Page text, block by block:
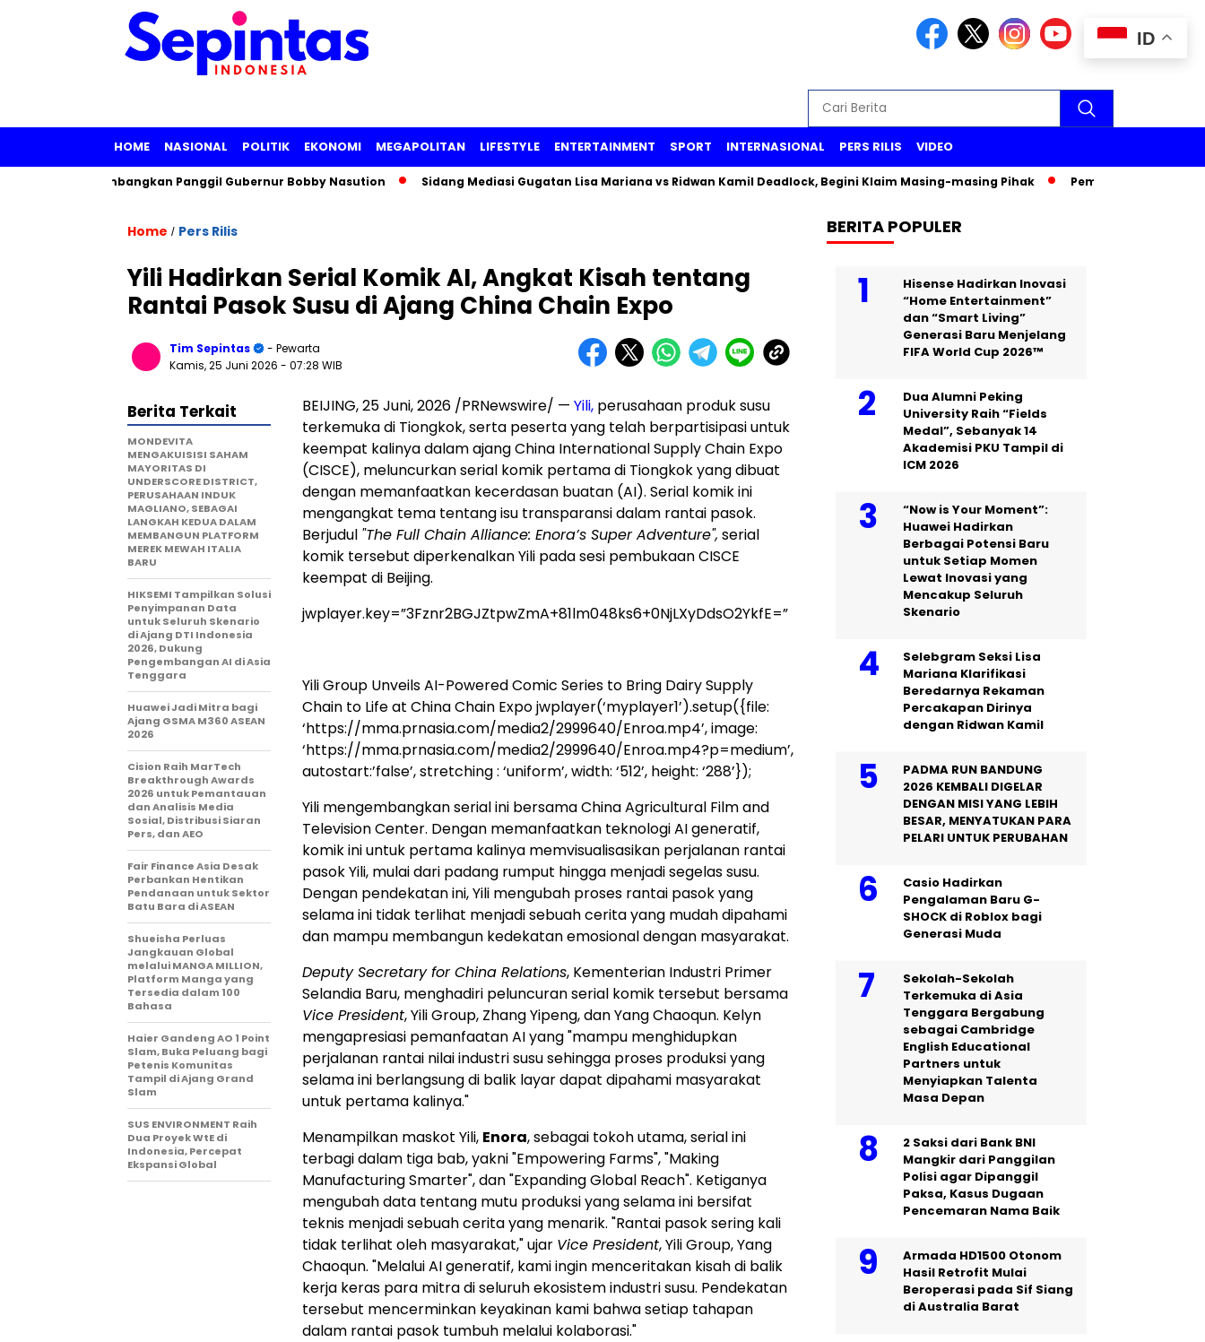
HOME NASIONAL POLITIK EKONOMI MEGAPOLITAN LIFESTYLE ENTERTAINMENT SPORT INTERNASIONAL PERS RILIS VIDEO
KPK Pertimbangkan Panggil Gubernur Bobby Nasution Sidang Mediasi Gugatan Lisa Mariana vs Ridwan Kamil Deadlock, Begini Klaim Masing-masing Pihak Pemeriksaan Wakil
Home / Pers Rilis
Yili Hadirkan Serial Komik AI, Angkat Kisah tentang
Rantai Pasok Susu di Ajang China Chain Expo
Tim Sepintas
- Pewarta
Kamis, 25 Juni 2026 - 07:28 WIB
BEIJING,25 Juni, 2026 /PRNewswire/ — Yili, perusahaan produk susu
terkemuka di Tiongkok, serta peserta yang telah berpartisipasi untuk
keempat kalinya dalam ajang China International Supply Chain Expo
(CISCE), meluncurkan serial komik pertama di Tiongkok yang dibuat
dengan memanfaatkan kecerdasan buatan (AI). Serial komik ini
mengangkat tema tentang isu transparansi dalam rantai pasok.
Berjudul "The Full Chain Alliance: Enora’s Super Adventure", serial
komik tersebut diperkenalkan Yili pada sesi pembukaan CISCE
keempat di Beijing.
jwplayer.key=”3Fznr2BGJZtpwZmA+81lm048ks6+0NjLXyDdsO2YkfE=”
Yili Group Unveils AI-Powered Comic Series to Bring Dairy Supply
Chain to Life at China Chain Expojwplayer(‘myplayer1’).setup({file:
‘https://mma.prnasia.com/media2/2999640/Enroa.mp4’, image:
‘https://mma.prnasia.com/media2/2999640/Enroa.mp4?p=medium’,
autostart:’false’, stretching : ‘uniform’, width: ‘512’, height: ‘288’});
Yili mengembangkan serial ini bersama China Agricultural Film and
Television Center. Dengan memanfaatkan teknologi AI generatif,
komik ini untuk pertama kalinya memvisualisasikan perjalanan rantai
pasok Yili, mulai dari padang rumput hingga menjadi segelas susu.
Dengan pendekatan ini, Yili mengubah proses rantai pasok yang
selama ini tidak terlihat menjadi sebuah cerita yang mudah dipahami
dan mampu membangun kedekatan emosional dengan masyarakat.
Deputy Secretary for China Relations, Kementerian Industri Primer
Selandia Baru, menghadiri peluncuran serial komik tersebut bersama
Vice President, Yili Group, Zhang Yipeng, dan Yang Chaoqun. Kelyn
mengapresiasi pemanfaatan AI yang "mampu menghidupkan
perjalanan rantai nilai industri susu sehingga proses produksi yang
selama ini berlangsung di balik layar dapat dipahami masyarakat
untuk pertama kalinya."
Menampilkan maskot Yili, Enora, sebagai tokoh utama, serial ini
terbagi dalam tiga bab, yakni "Empowering Farms", "Making
Manufacturing Smarter", dan "Expanding Global Reach". Ketiganya
mengubah data tentang mutu produksi yang selama ini bersifat
teknis menjadi sebuah cerita yang menarik. "Rantai pasok sering kali
tidak terlihat oleh masyarakat," ujar Vice President, Yili Group, Yang
Chaoqun. "Melalui AI generatif, kami ingin menceritakan kisah di balik
kerja keras para mitra di seluruh ekosistem industri susu. Pendekatan
tersebut mencerminkan keyakinan kami bahwa setiap tahapan
dalam rantai pasok tumbuh melalui kolaborasi."
Berita Terkait
MONDEVITA
MENGAKUISISI SAHAM
MAYORITAS DI
UNDERSCORE DISTRICT,
PERUSAHAAN INDUK
MAGLIANO, SEBAGAI
LANGKAH KEDUA DALAM
MEMBANGUN PLATFORM
MEREK MEWAH ITALIA
BARU
HIKSEMI Tampilkan Solusi
Penyimpanan Data
untuk Seluruh Skenario
di Ajang DTI Indonesia
2026, Dukung
Pengembangan AI di Asia
Tenggara
Huawei Jadi Mitra bagi
Ajang GSMA M360 ASEAN
2026
Cision Raih MarTech
Breakthrough Awards
2026 untuk Pemantauan
dan Analisis Media
Sosial, Distribusi Siaran
Pers, dan AEO
Fair Finance Asia Desak
Perbankan Hentikan
Pendanaan untuk Sektor
Batu Bara di ASEAN
Shueisha Perluas
Jangkauan Global
melalui MANGA MILLION,
Platform Manga yang
Tersedia dalam 100
Bahasa
Haier Gandeng AO 1 Point
Slam, Buka Peluang bagi
Petenis Komunitas
Tampil di Ajang Grand
Slam
SUS ENVIRONMENT Raih
Dua Proyek WtE di
Indonesia, Percepat
Ekspansi Global
BERITA POPULER
Hisense Hadirkan Inovasi
“Home Entertainment”
dan “Smart Living”
Generasi Baru Menjelang
FIFA World Cup 2026™
Dua Alumni Peking
University Raih “Fields
Medal”, Sebanyak 14
Akademisi PKU Tampil di
ICM 2026
“Now is Your Moment”:
Huawei Hadirkan
Berbagai Potensi Baru
untuk Setiap Momen
Lewat Inovasi yang
Mencakup Seluruh
Skenario
Selebgram Seksi Lisa
Mariana Klarifikasi
Beredarnya Rekaman
Percakapan Dirinya
dengan Ridwan Kamil
PADMA RUN BANDUNG
2026 KEMBALI DIGELAR
DENGAN MISI YANG LEBIH
BESAR, MENYATUKAN PARA
PELARI UNTUK PERUBAHAN
Casio Hadirkan
Pengalaman Baru G-
SHOCK di Roblox bagi
Generasi Muda
Sekolah-Sekolah
Terkemuka di Asia
Tenggara Bergabung
sebagai Cambridge
English Educational
Partners untuk
Menyiapkan Talenta
Masa Depan
2 Saksi dari Bank BNI
Mangkir dari Panggilan
Polisi agar Dipanggil
Paksa, Kasus Dugaan
Pencemaran Nama Baik
Armada HD1500 Otonom
Hasil Retrofit Mulai
Beroperasi pada Sif Siang
di Australia Barat
ID